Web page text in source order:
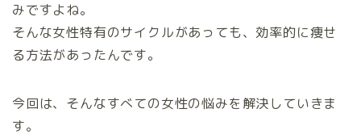
みですよね。
そんな女性特有のサイクルがあっても、効率的に痩せ
る方法があったんです。
今回は、そんなすべての女性の悩みを解決していきま
す。